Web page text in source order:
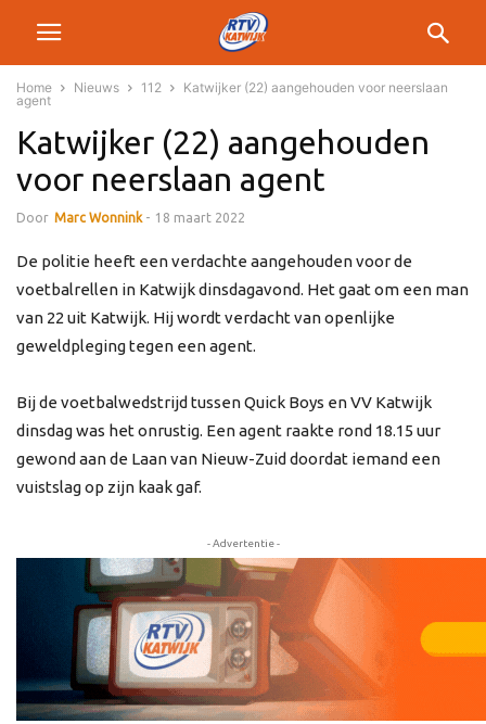
Home Nieuws 112
Katwijker (22) aangehouden voor neerslaan
agent
Katwijker (22) aangehouden
voor neerslaan agent
Door Marc Wonnink - 18 maart 2022
De politie heeft een verdachte aangehouden voor de
voetbalrellen in Katwijk dinsdagavond. Het gaat om een man
van 22 uit Katwijk. Hij wordt verdacht van openlijke
geweldpleging tegen een agent.
Bij de voetbalwedstrijd tussen Quick Boys en VV Katwijk
dinsdag was het onrustig. Een agent raakte rond 18.15 uur
gewond aan de Laan van Nieuw-Zuid doordat iemand een
vuistslag op zijn kaak gaf.
- Advertentie -